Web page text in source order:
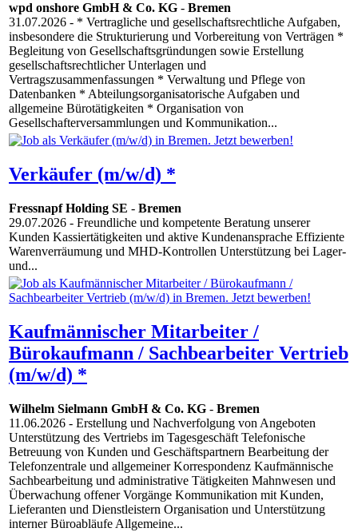
wpd onshore GmbH & Co. KG - Bremen
31.07.2026 - * Vertragliche und gesellschaftsrechtliche Aufgaben,
insbesondere die Strukturierung und Vorbereitung von Verträgen *
Begleitung von Gesellschaftsgründungen sowie Erstellung
gesellschaftsrechtlicher Unterlagen und
Vertragszusammenfassungen * Verwaltung und Pflege von
Datenbanken * Abteilungsorganisatorische Aufgaben und
allgemeine Bürotätigkeiten * Organisation von
Gesellschafterversammlungen und Kommunikation...
Verkäufer (m/w/d) *
Fressnapf Holding SE - Bremen
29.07.2026 - Freundliche und kompetente Beratung unserer
Kunden Kassiertätigkeiten und aktive Kundenansprache Effiziente
Warenverräumung und MHD-Kontrollen Unterstützung bei Lager-
und...
Kaufmännischer Mitarbeiter /
Bürokaufmann / Sachbearbeiter Vertrieb
(m/w/d) *
Wilhelm Sielmann GmbH & Co. KG - Bremen
11.06.2026 - Erstellung und Nachverfolgung von Angeboten
Unterstützung des Vertriebs im Tagesgeschäft Telefonische
Betreuung von Kunden und Geschäftspartnern Bearbeitung der
Telefonzentrale und allgemeiner Korrespondenz Kaufmännische
Sachbearbeitung und administrative Tätigkeiten Mahnwesen und
Überwachung offener Vorgänge Kommunikation mit Kunden,
Lieferanten und Dienstleistern Organisation und Unterstützung
interner Büroabläufe Allgemeine...